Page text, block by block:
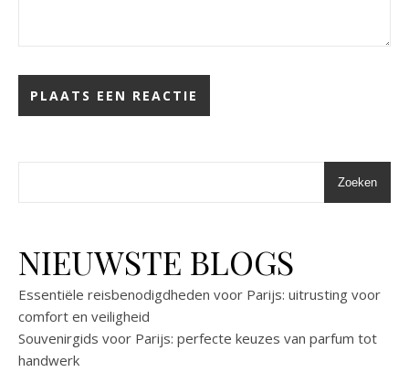
Zoeken
NIEUWSTE BLOGS
Essentiële reisbenodigdheden voor Parijs: uitrusting voor
comfort en veiligheid
Souvenirgids voor Parijs: perfecte keuzes van parfum tot
handwerk